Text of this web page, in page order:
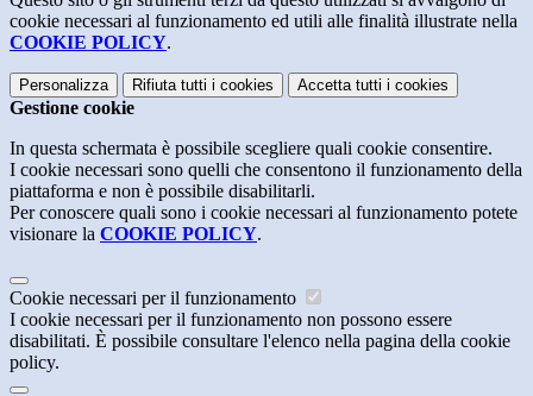
cookie necessari al funzionamento ed utili alle finalità illustrate nella
COOKIE POLICY.
Personalizza Rifiuta tutti i cookies Accetta tutti i cookies
Gestione cookie
In questa schermata è possibile scegliere quali cookie consentire.
I cookie necessari sono quelli che consentono il funzionamento della
piattaforma e non è possibile disabilitarli.
Per conoscere quali sono i cookie necessari al funzionamento potete
visionare la COOKIE POLICY.
Cookie necessari per il funzionamento
I cookie necessari per il funzionamento non possono essere
disabilitati. È possibile consultare l'elenco nella pagina della cookie
policy.